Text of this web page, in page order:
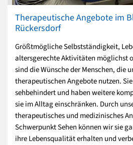
Therapeutische Angebote im
Rückersdorf
Größtmögliche Selbstständigkeit,
altersgerechte Aktivitäten möglichst
sind die Wünsche der Menschen, die
therapeutischen Angebote nutzen.
sehbehindert und haben weitere
sie im Alltag einschränken. Durch
therapeutisches und medizinisches
Schwerpunkt Sehen können wir sie
ihre Lebensqualität erhalten und